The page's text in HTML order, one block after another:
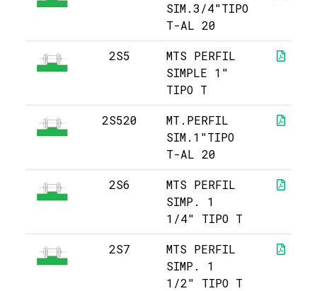
SIM.3/4"TIPO
T-AL 20
2S5
MTS PERFIL
SIMPLE 1"
TIPO T
2S520
MT.PERFIL
SIM.1"TIPO
T-AL 20
2S6
MTS PERFIL
SIMP. 1
1/4" TIPO T
2S7
MTS PERFIL
SIMP. 1
1/2" TIPO T